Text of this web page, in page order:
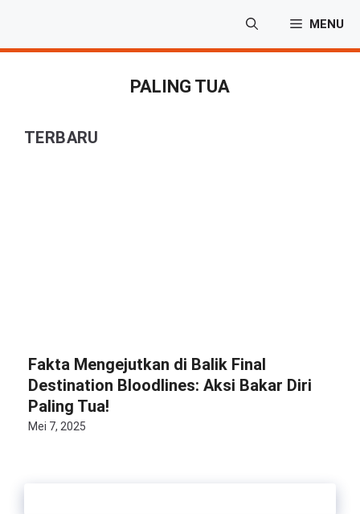
isi
MENU
PALING TUA
TERBARU
Fakta Mengejutkan di Balik Final
Destination Bloodlines: Aksi Bakar Diri
Paling Tua!
Mei 7, 2025